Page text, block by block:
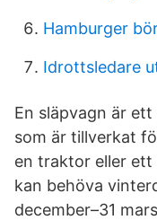
Hamburger
Idrottsledare
En släpvagn är
som är tillverkat
en traktor eller ett
kan behöva
december–31